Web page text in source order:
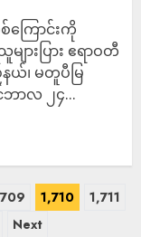
ကြောင်းကို
ားပြား ဧရာဝတီ
ယ်၊ မတူပီမြ
ာလ ၂၄...
1,710
1,711
Next